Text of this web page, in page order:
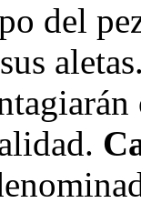
del